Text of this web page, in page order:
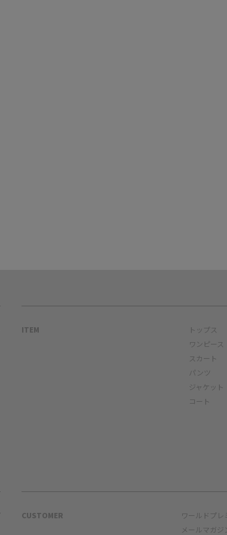
ITEM
トップス
ワンピース
スカート
パンツ
ジャケット
コート
CUSTOMER
ワールドプレ
メールマガジ